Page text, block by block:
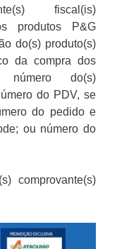
fiscal(is)
produtos P&G
do(s) produto(s)
da compra dos
número do(s)
do PDV, se
do pedido e
ou número do
comprovante(s)